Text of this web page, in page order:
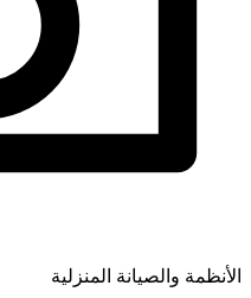
الأنظمة والصيانة المنزلية